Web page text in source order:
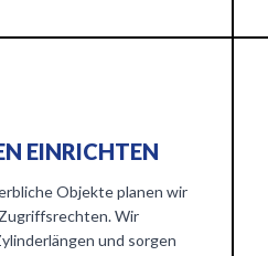
EINRICHTEN
Objekte planen wir
Wir
und sorgen